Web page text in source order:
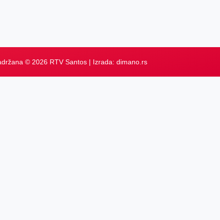
© 2026 RTV Santos | Izrada: dimano.rs